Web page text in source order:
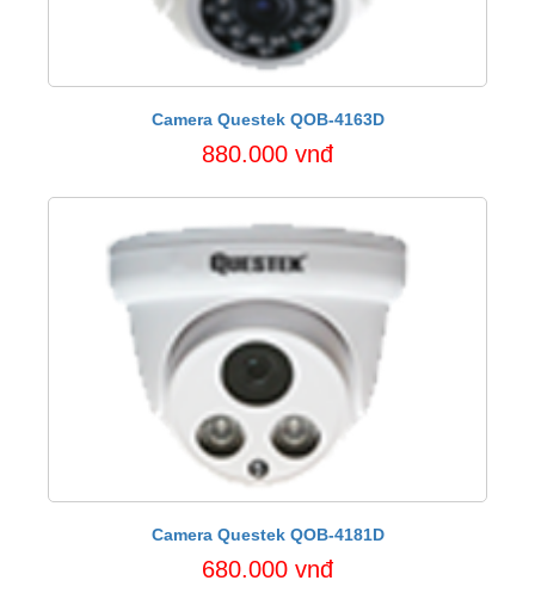
Camera Questek QOB-4163D
880.000 vnđ
Camera Questek QOB-4181D
680.000 vnđ